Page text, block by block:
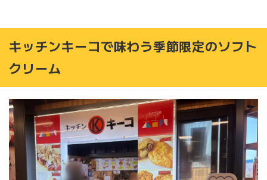
キッチンキーコで味わう季節限定のソフト
クリーム